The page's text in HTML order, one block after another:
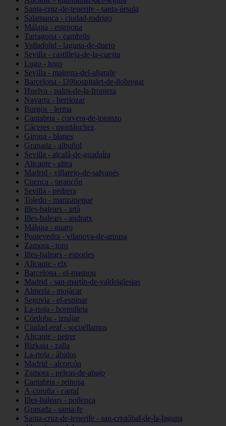
Santa-cruz-de-tenerife - santa-úrsula
Salamanca - ciudad-rodrigo
Málaga - estepona
Tarragona - cambrils
Valladolid - laguna-de-duero
Sevilla - castilleja-de-la-cuesta
Lugo - lugo
Sevilla - mairena-del-aljarafe
Barcelona - l39hospitalet-de-llobregat
Huelva - palos-de-la-frontera
Navarra - berriozar
Burgos - lerma
Cantabria - corvera-de-toranzo
Cáceres - montánchez
Girona - blanes
Granada - albuñol
Sevilla - alcalá-de-guadaíra
Alicante - altea
Madrid - villarejo-de-salvanés
Cuenca - tarancón
Sevilla - pedrera
Toledo - manzaneque
Illes-balears - artà
Illes-balears - andratx
Málaga - guaro
Pontevedra - vilanova-de-arousa
Zamora - toro
Illes-balears - esporles
Alicante - elx
Barcelona - el-masnou
Madrid - san-martín-de-valdeiglesias
Almería - mojácar
Segovia - el-espinar
La-rioja - hormilleja
Córdoba - iznájar
Ciudad-real - socuéllamos
Alicante - petrer
Bizkaia - zalla
La-rioja - ábalos
Madrid - alcorcón
Zamora - peleas-de-abajo
Cantabria - reinosa
A-coruña - carral
Illes-balears - pollença
Granada - santa-fe
Santa-cruz-de-tenerife - san-cristóbal-de-la-laguna